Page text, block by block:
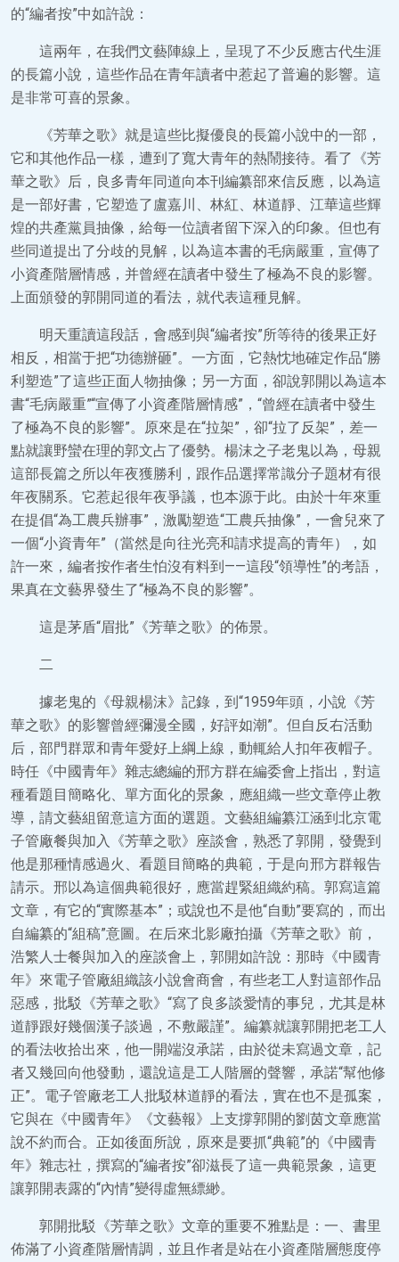
的“編者按”中如許說：
這兩年，在我們文藝陣線上，呈現了不少反應古代生涯
的長篇小說，這些作品在青年讀者中惹起了普遍的影響。這
是非常可喜的景象。
《芳華之歌》就是這些比擬優良的長篇小說中的一部，
它和其他作品一樣，遭到了寬大青年的熱鬧接待。看了《芳
華之歌》后，良多青年同道向本刊編纂部來信反應，以為這
是一部好書，它塑造了盧嘉川、林紅、林道靜、江華這些輝
煌的共產黨員抽像，給每一位讀者留下深入的印象。但也有
些同道提出了分歧的見解，以為這本書的毛病嚴重，宣傳了
小資產階層情感，并曾經在讀者中發生了極為不良的影響。
上面頒發的郭開同道的看法，就代表這種見解。
明天重讀這段話，會感到與“編者按”所等待的後果正好
相反，相當于把“功德辦砸”。一方面，它熱忱地確定作品“勝
利塑造”了這些正面人物抽像；另一方面，卻說郭開以為這本
書“毛病嚴重”“宣傳了小資產階層情感”，“曾經在讀者中發生
了極為不良的影響”。原來是在“拉架”，卻“拉了反架”，差一
點就讓野蠻在理的郭文占了優勢。楊沫之子老鬼以為，母親
這部長篇之所以年夜獲勝利，跟作品選擇常識分子題材有很
年夜關系。它惹起很年夜爭議，也本源于此。由於十年來重
在提倡“為工農兵辦事”，激勵塑造“工農兵抽像”，一會兒來了
一個“小資青年”（當然是向往光亮和請求提高的青年），如
許一來，編者按作者生怕沒有料到——這段“領導性”的考語，
果真在文藝界發生了“極為不良的影響”。
這是茅盾“眉批”《芳華之歌》的佈景。
二
據老鬼的《母親楊沫》記錄，到“1959年頭，小說《芳
華之歌》的影響曾經彌漫全國，好評如潮”。但自反右活動
后，部門群眾和青年愛好上綱上線，動輒給人扣年夜帽子。
時任《中國青年》雜志總編的邢方群在編委會上指出，對這
種看題目簡略化、單方面化的景象，應組織一些文章停止教
導，請文藝組留意這方面的選題。文藝組編纂江涵到北京電
子管廠餐與加入《芳華之歌》座談會，熟悉了郭開，發覺到
他是那種情感過火、看題目簡略的典範，于是向邢方群報告
請示。邢以為這個典範很好，應當趕緊組織約稿。郭寫這篇
文章，有它的“實際基本”；或說也不是他“自動”要寫的，而出
自編纂的“組稿”意圖。在后來北影廠拍攝《芳華之歌》前，
浩繁人士餐與加入的座談會上，郭開如許說：那時《中國青
年》來電子管廠組織該小說會商會，有些老工人對這部作品
惡感，批駁《芳華之歌》“寫了良多談愛情的事兒，尤其是林
道靜跟好幾個漢子談過，不敷嚴謹”。編纂就讓郭開把老工人
的看法收拾出來，他一開端沒承諾，由於從未寫過文章，記
者又幾回向他發動，還說這是工人階層的聲響，承諾“幫他修
正”。電子管廠老工人批駁林道靜的看法，實在也不是孤案，
它與在《中國青年》《文藝報》上支撐郭開的劉茵文章應當
說不約而合。正如後面所說，原來是要抓“典範”的《中國青
年》雜志社，撰寫的“編者按”卻滋長了這一典範景象，這更
讓郭開表露的“內情”變得虛無縹緲。
郭開批駁《芳華之歌》文章的重要不雅點是：一、書里
佈滿了小資產階層情調，並且作者是站在小資產階層態度停